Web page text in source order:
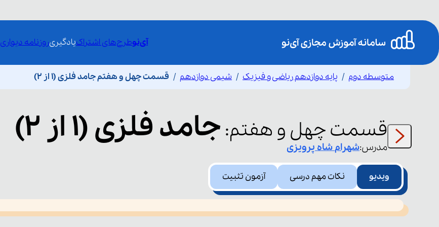
آی‌نوطرح‌های اشتراکیادگیریروزنامه دیواری
متوسطه دوم پایه دوازدهم ریاضی و فیزیک شیمی دوازدهم قسمت چهل و هفتم جامد فلزی (۱ از ۲)
قسمتچهل و هفتم:جامد فلزی (۱ از ۲) مدرس:شهرامشاه پرویزی
ویدیو نکات مهم درسی آزمون تثبیت
This
is